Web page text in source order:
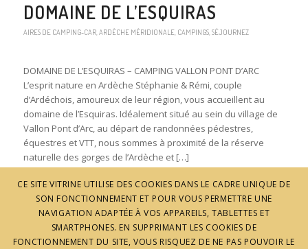
DOMAINE DE L’ESQUIRAS
AIRES DE CAMPING-CAR, ARDÈCHE MÉRIDIONALE, CAMPINGS, SÉJOURNEZ
DOMAINE DE L’ESQUIRAS – CAMPING VALLON PONT D’ARC
L’esprit nature en Ardèche Stéphanie & Rémi, couple
d’Ardéchois, amoureux de leur région, vous accueillent au
domaine de l’Esquiras. Idéalement situé au sein du village de
Vallon Pont d’Arc, au départ de randonnées pédestres,
équestres et VTT, nous sommes à proximité de la réserve
naturelle des gorges de l’Ardèche et […]
Partager :
Plus
CE SITE VITRINE UTILISE DES COOKIES DANS LE CADRE UNIQUE DE
SON FONCTIONNEMENT ET POUR VOUS PERMETTRE UNE
NAVIGATION ADAPTÉE À VOS APPAREILS, TABLETTES ET
SMARTPHONES. EN SUPPRIMANT LES COOKIES DE
FONCTIONNEMENT DU SITE, VOUS RISQUEZ DE NE PAS POUVOIR LE